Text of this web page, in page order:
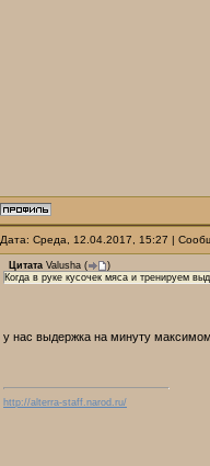
Дата: Среда, 12.04.2017, 15:27 |
Цитата Valusha (
)
Когда в руке кусочек мяса и тренируем
у нас выдержка на минуту
http://alterra-staff.narod.ru/